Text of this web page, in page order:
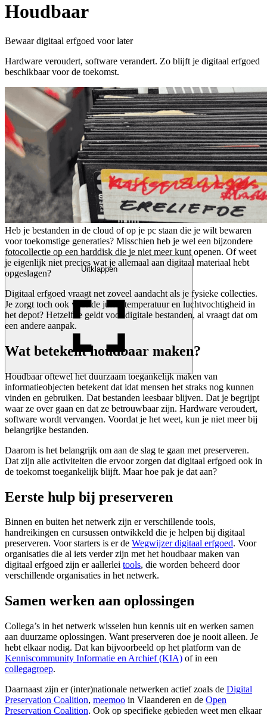
Houdbaar
Bewaar digitaal erfgoed voor later
Hardware veroudert, software verandert. Zo blijft je digitaal erfgoed
beschikbaar voor de toekomst.
Uitklappen
Heb je bestanden in de cloud of op je pc staan die je wilt bewaren
voor toekomstige generaties? Misschien heb je wel een bijzondere
fotocollectie op een harddisk die je niet meer kunt openen. Of weet
je eigenlijk niet precies wat je allemaal aan digitaal materiaal hebt
opgeslagen?
Digitaal erfgoed vraagt net zoveel aandacht als je fysieke collecties.
Je zorgt toch ook voor de juiste temperatuur en luchtvochtigheid in
het depot? Hetzelfde geldt voor digitale bestanden, al vraagt dat om
een andere aanpak.
Wat betekent houdbaar maken?
Houdbaar oftewel het duurzaam toegankelijk maken van
informatieobjecten betekent dat idat mensen het straks nog kunnen
vinden en gebruiken. Dat bestanden leesbaar blijven. Dat je begrijpt
waar ze over gaan en dat ze betrouwbaar zijn. Hardware veroudert,
software wordt vervangen. Voordat je het weet, kun je niet meer bij
belangrijke bestanden.
Daarom is het belangrijk om aan de slag te gaan met preserveren.
Dat zijn alle activiteiten die ervoor zorgen dat digitaal erfgoed ook in
de toekomst toegankelijk blijft. Maar hoe pak je dat aan?
Eerste hulp bij preserveren
Binnen en buiten het netwerk zijn er verschillende tools,
handreikingen en cursussen ontwikkeld die je helpen bij digitaal
preserveren. Voor starters is er de Wegwijzer digitaal erfgoed. Voor
organisaties die al iets verder zijn met het houdbaar maken van
digitaal erfgoed zijn er aallerlei tools, die worden beheerd door
verschillende organisaties in het netwerk.
Samen werken aan oplossingen
Collega’s in het netwerk wisselen hun kennis uit en werken samen
aan duurzame oplossingen. Want preserveren doe je nooit alleen. Je
hebt elkaar nodig. Dat kan bijvoorbeeld op het platform van de
Kenniscommunity Informatie en Archief (KIA) of in een
collegagroep.
Daarnaast zijn er (inter)nationale netwerken actief zoals de Digital
Preservation Coalition, meemoo in Vlaanderen en de Open
Preservation Coalition. Ook op specifieke gebieden weet men elkaar